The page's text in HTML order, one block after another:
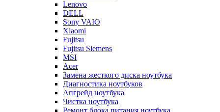
Lenovo
DELL
Sony VAIO
Xiaomi
Fujitsu
Fujitsu Siemens
MSI
Acer
Замена жесткого диска ноутбука
Диагностика ноутбуков
Апгрейд ноутбука
Чистка ноутбука
Ремонт блока питания ноутбука